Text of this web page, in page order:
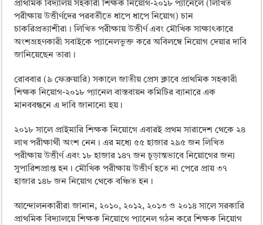
ময়মনসিংহ বোর্ড এইচএসসি রেজাল্ট ২০২৫ – HSC Result 2025 Mymensingh
দিনাজপুর বোর্ড এইচএসসি রেজাল্ট ২০২৫ – HSC Result 2025 Dinajpur Board
সিলেট বোর্ড এইচএসসি রেজাল্ট ২০২৫ – HSC Result 2025 Sylhet Board
প্রাথমিক বিদ্যালয় সহকারী শিক্ষক নিয়োগ-২০১৮ প্যানেলে (লিখিত
পরীক্ষায় উত্তীর্ণদের পরবর্তীতে ধাপে ধাপে নিয়োগ) চান
চাকরিপ্রত্যাশীরা। লিখিত পরীক্ষায় উত্তীর্ণ এবং মৌখিক সাক্ষাৎকারে
অংশগ্রহণকারী সবাইকে প্যানেলভুক্ত করে অবিলম্বে নিয়োগ দেয়ার দাবি
জানিয়েছেন তারা।
রোববার (৯ ফেব্রুয়ারি) সকালে জাতীয় প্রেস ক্লাবে প্রাথমিক সহকারী
শিক্ষক নিয়োগ-২০১৮ প্যানেল বাস্তবায়ন কমিটির ব্যানারে এক
মানববন্ধনে এ দাবি জানানো হয়।
২০১৮ সালে প্রাইমারি শিক্ষক নিয়োগে এবারই প্রথম সারাদেশ থেকে ২৪
লাখ পরীক্ষার্থী অংশ নেন। এর মধ্যে ৫৫ হাজার ২৯৫ জন লিখিত
পরীক্ষায় উত্তীর্ণ এবং ১৮ হাজার ১৪৭ জন চূড়ান্তভাবে নিয়োগের জন্য
সুপারিশপ্রাপ্ত হন। মৌখিক পরীক্ষায় উত্তীর্ণ হতে না পেরে প্রায় ৩৭
হাজার ১৪৮ জন নিয়োগ থেকে বঞ্চিত হন।
আন্দোলনকারীরা জানান, ২০১০, ২০১২, ২০১৩ ও ২০১৪ সালে সরকারি
প্রাথমিক বিদ্যালয়ে শিক্ষক নিয়োগে প্যানেল গঠন করে শিক্ষক নিয়োগ